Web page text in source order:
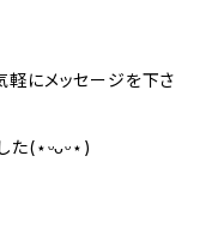
軽にメッセージを下さ
た(⋆ᵕᴗᵕ⋆)